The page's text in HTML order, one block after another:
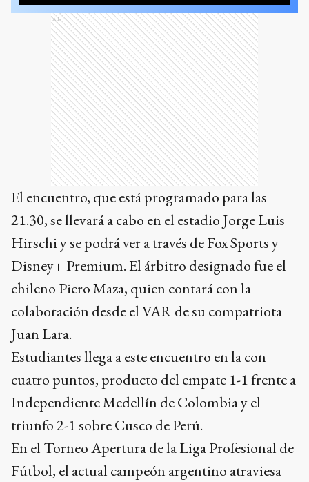
Ads
El encuentro, que está programado para las
21.30, se llevará a cabo en el estadio Jorge Luis
Hirschi y se podrá ver a través de Fox Sports y
Disney+ Premium. El árbitro designado fue el
chileno Piero Maza, quien contará con la
colaboración desde el VAR de su compatriota
Juan Lara.
Estudiantes llega a este encuentro en la con
cuatro puntos, producto del empate 1-1 frente a
Independiente Medellín de Colombia y el
triunfo 2-1 sobre Cusco de Perú.
En el Torneo Apertura de la Liga Profesional de
Fútbol, el actual campeón argentino atraviesa